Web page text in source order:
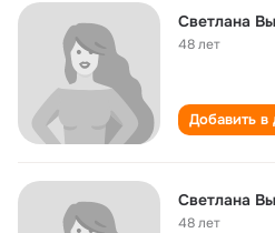
Светлана
48 лет
Добавить в
Светлана
48 лет